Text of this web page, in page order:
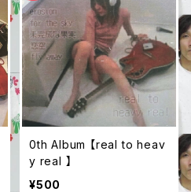
0th Album 【real to heav
y real 】
¥500